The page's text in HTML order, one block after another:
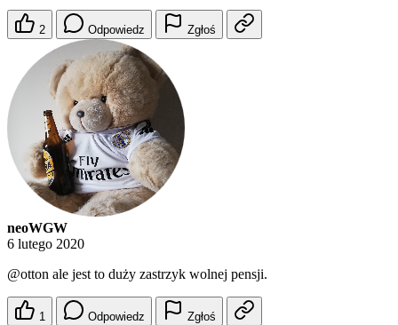
2 Odpowiedz Zgłoś
neoWGW
6 lutego 2020
@otton ale jest to duży zastrzyk wolnej pensji.
1 Odpowiedz Zgłoś